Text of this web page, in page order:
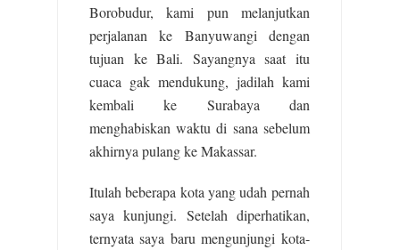
Borobudur, kami pun melanjutkan
perjalanan ke Banyuwangi dengan
tujuan ke Bali. Sayangnya saat itu
cuaca gak mendukung, jadilah kami
kembali ke Surabaya dan
menghabiskan waktu di sana sebelum
akhirnya pulang ke Makassar.
Itulah beberapa kota yang udah pernah
saya kunjungi. Setelah diperhatikan,
ternyata saya baru mengunjungi kota-